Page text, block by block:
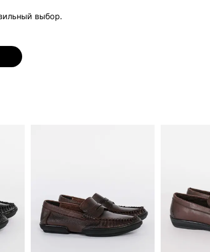
выбор.